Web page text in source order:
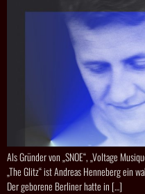
Als Gründer von „SNOE“, „Voltage
„The Glitz“ ist Andreas Henneberg ein
Der geborene Berliner hatte in […]